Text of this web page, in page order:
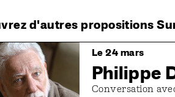
d'autres propositions
Le 24 mars
Philippe
Conversation